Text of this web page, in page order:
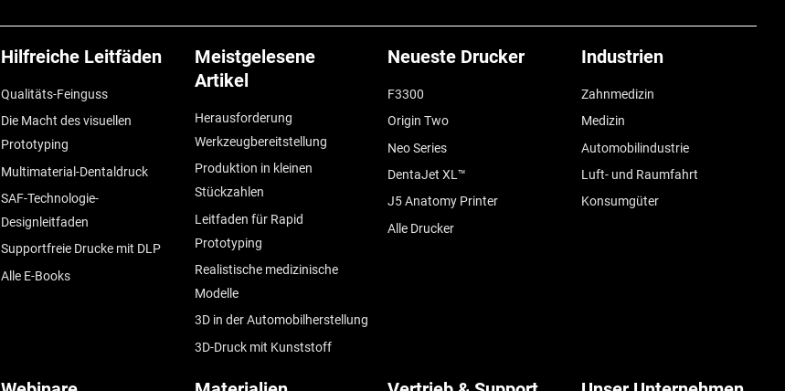
Hilfreiche Leitfäden
Qualitäts-Feinguss
Die Macht des visuellen
Prototyping
Multimaterial-Dentaldruck
SAF-Technologie-
Designleitfaden
Supportfreie Drucke mit DLP
Alle E-Books
Meistgelesene
Artikel
Herausforderung
Werkzeugbereitstellung
Produktion in kleinen
Stückzahlen
Leitfaden für Rapid
Prototyping
Realistische medizinische
Modelle
3D in der Automobilherstellung
3D-Druck mit Kunststoff
Neueste Drucker
F3300
Origin Two
Neo Series
DentaJet XL™
J5 Anatomy Printer
Alle Drucker
Industrien
Zahnmedizin
Medizin
Automobilindustrie
Luft- und Raumfahrt
Konsumgüter